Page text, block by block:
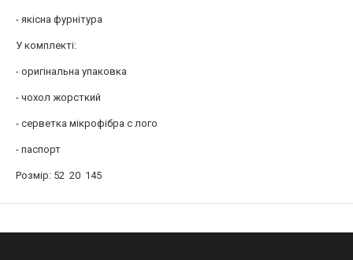
- якісна фурнітура
У комплекті:
- оригінальна упаковка
- чохол жорсткий
- серветка мікрофібра c лого
- паспорт
Розмір: 52 20 145